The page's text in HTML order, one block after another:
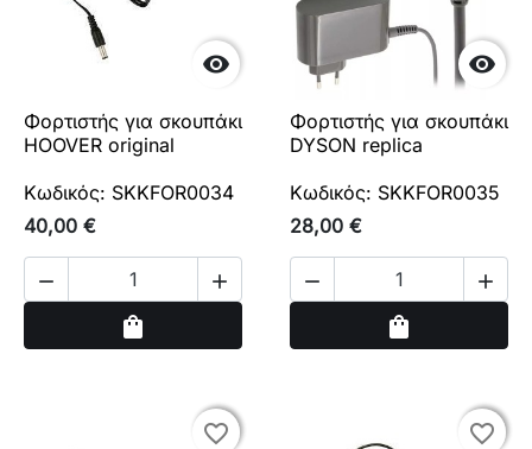

Φορτιστής για σκουπάκι
HOOVER original
Κωδικός: SKKFOR0034
40,00 €
 
shopping_bag

Φορτιστής για σκουπάκι
DYSON replica
Κωδικός: SKKFOR0035
28,00 €
 
shopping_bag
favorite_border
favorite_border favorite_border
favorite_border